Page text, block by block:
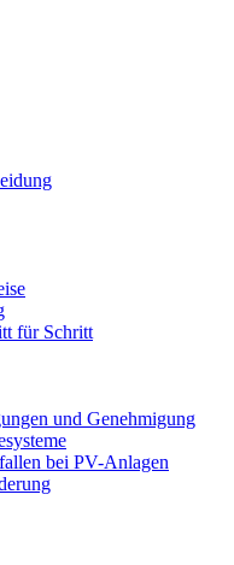
für Schritt
und Genehmigung
bei PV-Anlagen